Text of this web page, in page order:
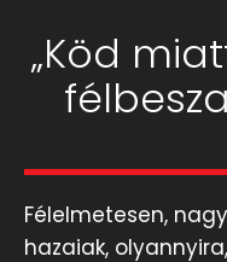
„Köd
Félelmetesen,
hazaiak,